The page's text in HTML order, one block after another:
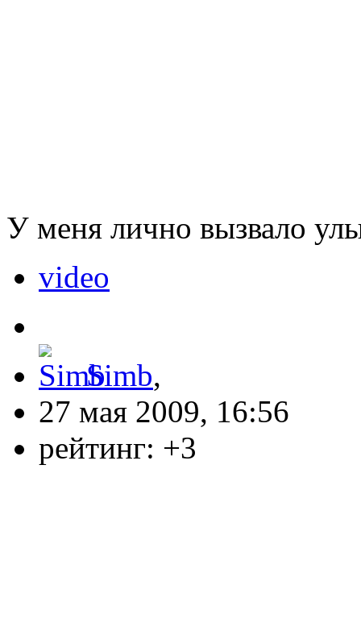
У меня лично вызвало
video
Simb,
27 мая 2009, 16:56
рейтинг: +3